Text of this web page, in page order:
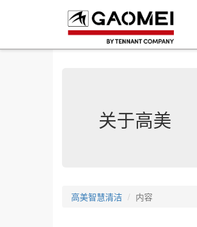
关于高美
高美智慧清洁 内容